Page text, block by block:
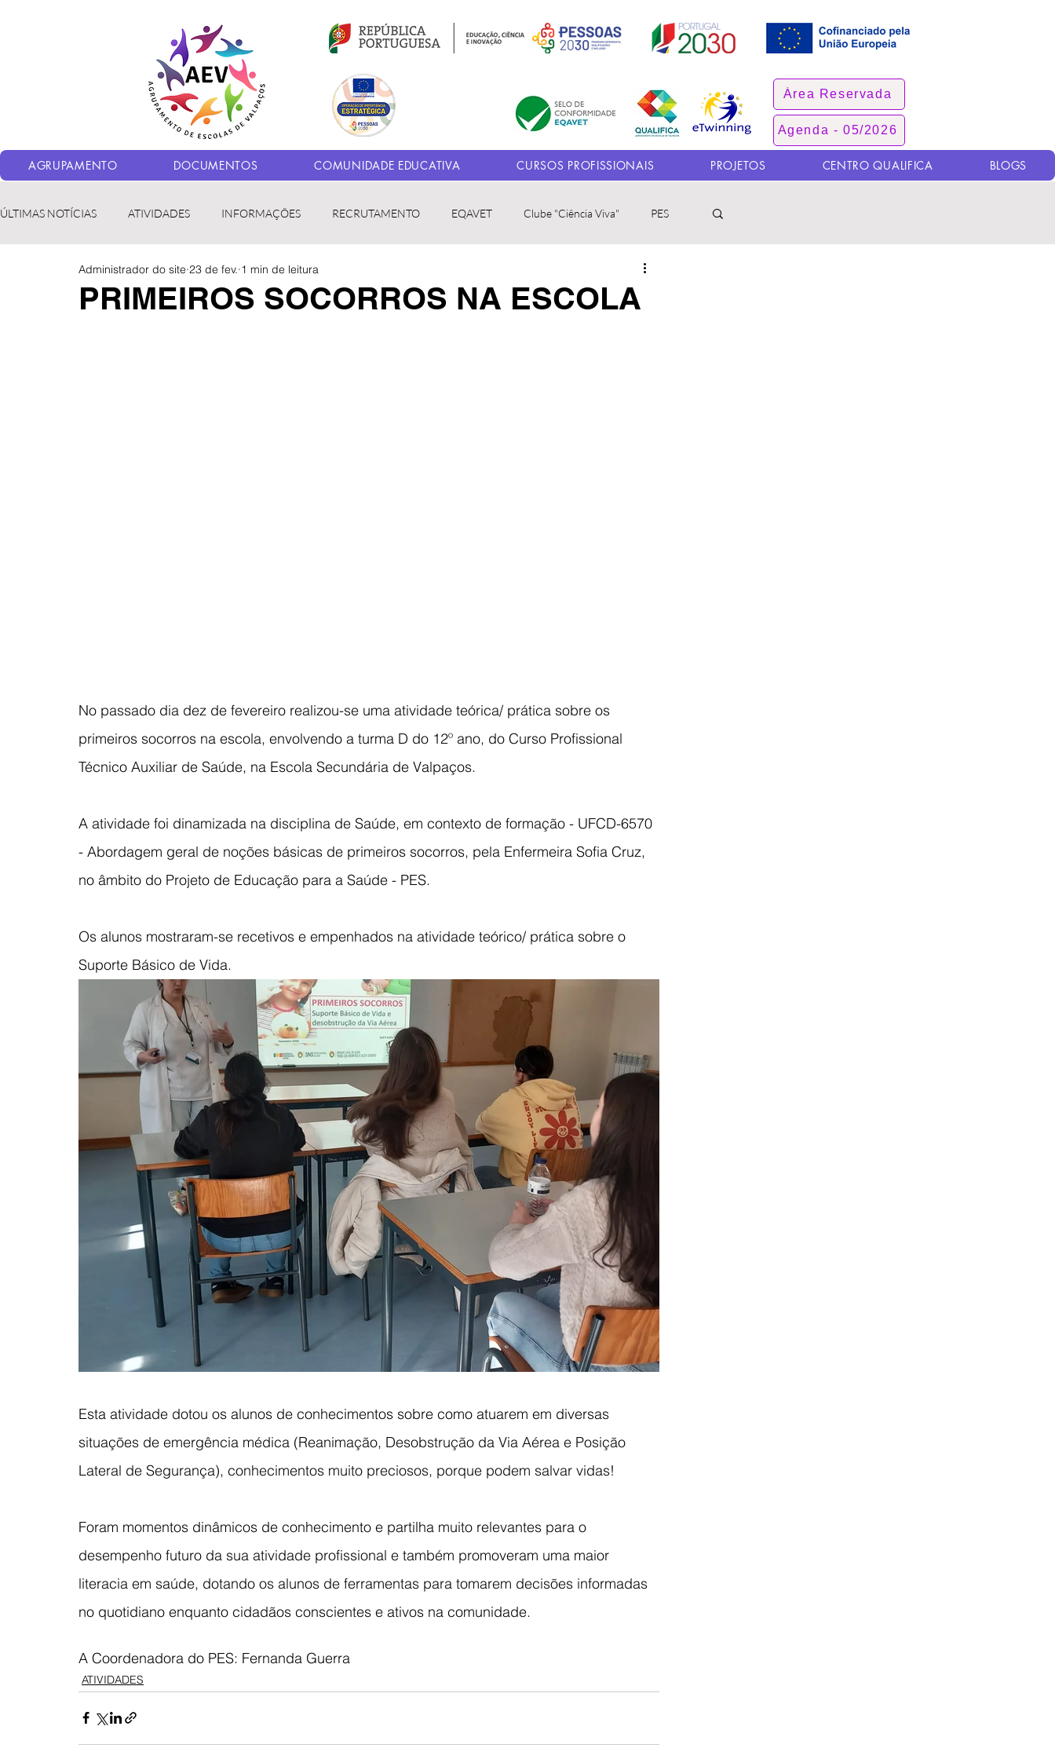
Área Reservada
Agenda - 05/2026
AGRUPAMENTO DOCUMENTOS COMUNIDADE EDUCATIVA CURSOS PROFISSIONAIS PROJETOS CENTRO QUALIFICA BLOGS
ÚLTIMAS NOTÍCIAS ATIVIDADES INFORMAÇÕES RECRUTAMENTO EQAVET Clube "Ciência Viva" PES
Bibliotecas LER fora da Escola ERASMUS+
PRIMEIROS SOCORROS NA ESCOLA
Administrador do site 23 de fev. 1 min de leitura
No passado dia dez de fevereiro realizou-se uma atividade teórica/ prática sobre os
primeiros socorros na escola, envolvendo a turma D do 12º ano, do Curso Profissional
Técnico Auxiliar de Saúde, na Escola Secundária de Valpaços.
A atividade foi dinamizada na disciplina de Saúde, em contexto de formação - UFCD-6570
- Abordagem geral de noções básicas de primeiros socorros, pela Enfermeira Sofia Cruz,
no âmbito do Projeto de Educação para a Saúde - PES.
Os alunos mostraram-se recetivos e empenhados na atividade teórico/ prática sobre o
Suporte Básico de Vida.
Esta atividade dotou os alunos de conhecimentos sobre como atuarem em diversas
situações de emergência médica (Reanimação, Desobstrução da Via Aérea e Posição
Lateral de Segurança), conhecimentos muito preciosos, porque podem salvar vidas!
Foram momentos dinâmicos de conhecimento e partilha muito relevantes para o
desempenho futuro da sua atividade profissional e também promoveram uma maior
literacia em saúde, dotando os alunos de ferramentas para tomarem decisões informadas
no quotidiano enquanto cidadãos conscientes e ativos na comunidade.
A Coordenadora do PES: Fernanda Guerra
ATIVIDADES